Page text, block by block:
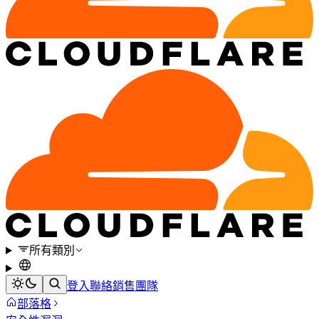
所有類別
登入聯絡銷售團隊
部落格